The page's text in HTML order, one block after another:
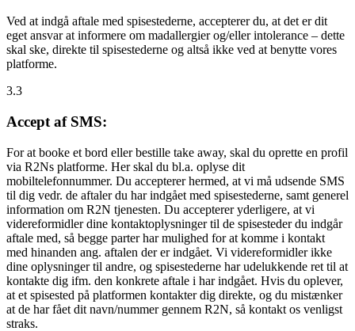
Ved at indgå aftale med spisestederne, accepterer du, at det er dit
eget ansvar at informere om madallergier og/eller intolerance – dette
skal ske, direkte til spisestederne og altså ikke ved at benytte vores
platforme.
3.3
Accept af SMS:
For at booke et bord eller bestille take away, skal du oprette en profil
via R2Ns platforme. Her skal du bl.a. oplyse dit
mobiltelefonnummer. Du accepterer hermed, at vi må udsende SMS
til dig vedr. de aftaler du har indgået med spisestederne, samt generel
information om R2N tjenesten. Du accepterer yderligere, at vi
videreformidler dine kontaktoplysninger til de spisesteder du indgår
aftale med, så begge parter har mulighed for at komme i kontakt
med hinanden ang. aftalen der er indgået. Vi videreformidler ikke
dine oplysninger til andre, og spisestederne har udelukkende ret til at
kontakte dig ifm. den konkrete aftale i har indgået. Hvis du oplever,
at et spisested på platformen kontakter dig direkte, og du mistænker
at de har fået dit navn/nummer gennem R2N, så kontakt os venligst
straks.